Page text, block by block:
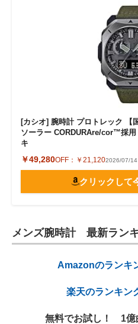
[カシオ] 腕時計 プロトレック
ソーラー CORDURAre/cor™採
キ
￥49,280OFF： ￥21,1202026/07/14
クリックして
メンズ腕時計 最新ランキ
Amazonのランキ
楽天のランキン
無料でお試し！ 1億